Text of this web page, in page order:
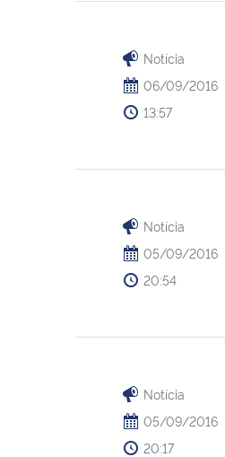
Notícia
06/09/2016
13:57
Notícia
05/09/2016
20:54
Notícia
05/09/2016
20:17